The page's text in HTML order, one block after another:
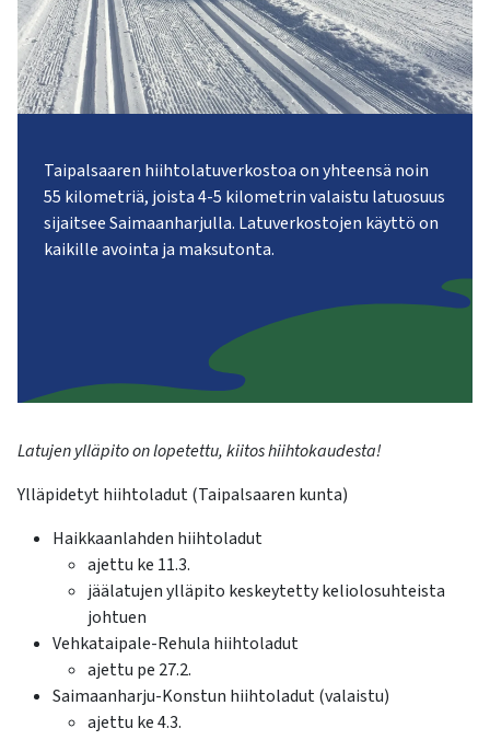
kosketus-
ja
pyyhkäisyliikkeitä.
Taipalsaaren hiihtolatuverkostoa on yhteensä noin
55 kilometriä, joista 4-5 kilometrin valaistu latuosuus
sijaitsee Saimaanharjulla. Latuverkostojen käyttö on
kaikille avointa ja maksutonta.
Latujen ylläpito on lopetettu, kiitos hiihtokaudesta!
Ylläpidetyt hiihtoladut (Taipalsaaren kunta)
Haikkaanlahden hiihtoladut
ajettu ke 11.3.
jäälatujen ylläpito keskeytetty keliolosuhteista
johtuen
Vehkataipale-Rehula hiihtoladut
ajettu pe 27.2.
Saimaanharju-Konstun hiihtoladut (valaistu)
ajettu ke 4.3.